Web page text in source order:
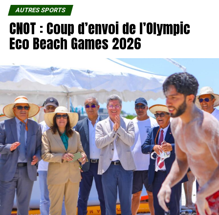
AUTRES SPORTS
CNOT : Coup d’envoi de l’Olympic
Eco Beach Games 2026